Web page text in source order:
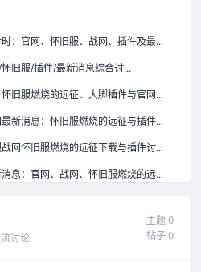
：官网、怀旧服、战网、插件及最...
旧服/插件/最新消息综合讨...
旧服燃烧的远征、大脚插件与官网...
最新消息：怀旧服燃烧的远征与插件...
网怀旧服燃烧的远征下载与插件讨...
消息：官网、战网、怀旧服燃烧的远...
讨论
主题 0
帖子 0